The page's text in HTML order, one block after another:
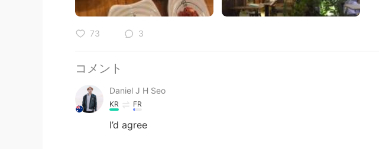
73 3
コメント
Daniel J H Seo
KR FR
I’d agree